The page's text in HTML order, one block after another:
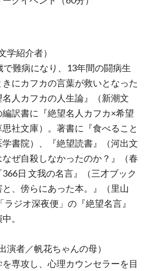
学紹介者）
難病になり、13年間の闘病生
にカフカの言葉が救いとなった
人カフカの人生論』（新潮文
訳書に『絶望名人カフカ×希望
社文庫）。著書に『食べること
書院）、『絶望読書』（河出文
ぜ自殺しなかったのか？』（春
日 文我の名言』（三才ブック
、傍らにあった本。』（里山
ジオ深夜便」の『絶望名言』
。
演者／帆花ちゃんの母）
専攻し、心理カウンセラーを目